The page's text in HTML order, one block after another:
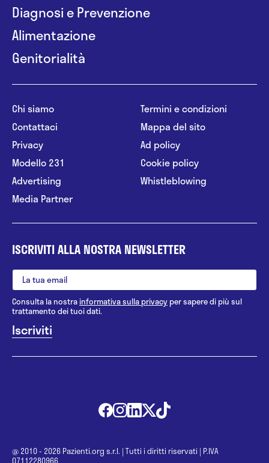
Diagnosi e Prevenzione
Alimentazione
Genitorialità
Chi siamo
Contattaci
Privacy
Modello 231
Advertising
Media Partner
Termini e condizioni
Mappa del sito
Ad policy
Cookie policy
Whistleblowing
ISCRIVITI ALLA NOSTRA NEWSLETTER
Consulta la nostrainformativa sulla privacy per sapere di più sul
trattamento dei tuoi dati.
@ 2010 - 2026 Pazienti.org s.r.l. | Tutti i diritti riservati | P.IVA
07112280966